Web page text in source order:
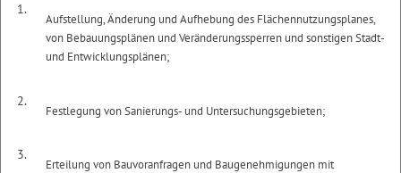
1.
Aufstellung, Änderung und Aufhebung des Flächennutzungsplanes,
von Bebauungsplänen und Veränderungssperren und sonstigen Stadt-
und Entwicklungsplänen;
2.
Festlegung von Sanierungs- und Untersuchungsgebieten;
3.
Erteilung von Bauvoranfragen und Baugenehmigungen mit